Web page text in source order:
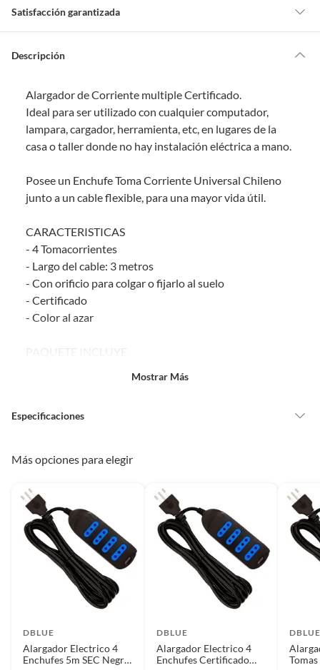
Satisfacción garantizada
de la compra.
comprado por internet y que hay ciertas categorías que no tienen este
derecho:
Productos que, por su naturaleza, no puedan ser devueltos,
puedan deteriorarse o caducar con rapidez.
De uso personal.
En sodimac.cl te damos30 días desde que recibes el producto. Debe
entregamos.
Productos digitales que se entregan a través de una descarga
electrónica, por ejemplo, cupones de experiencia o programas
para el computador.
Productos a pedido o confeccionados a medida.
Productos que han sido informados como imperfectos, usados,
con alguna deficiencia, que sean comprados en esa condición a
Pinturas de un color a solicitud.
De uso personal.
Descripción
Alargador de Corriente multiple Certificado.
Ideal para ser utilizado con cualquier computador,
lampara, cargador, herramienta, etc, en lugares de la
casa o taller donde no hay instalación eléctrica a mano.
Posee un Enchufe Toma Corriente Universal Chileno
junto a un cable flexible, para una mayor vida útil.
CARACTERISTICAS
- 4 Tomacorrientes
- Largo del cable: 3 metros
- Con orificio para colgar o fijarlo al suelo
- Certificado
- Color al azar
PAQUETE INCLUYE
Mostrar Más
Especificaciones
País de origen
Detalle de la garantía SIN GARANTIA
Condicion del
producto
Nuevo
Ancho 17
Más opciones para elegir
DBLUE
Alargador Electrico 4
Enchufes 5m SEC Negro
DBLUE
Alargador Electrico 4
Enchufes Certificado